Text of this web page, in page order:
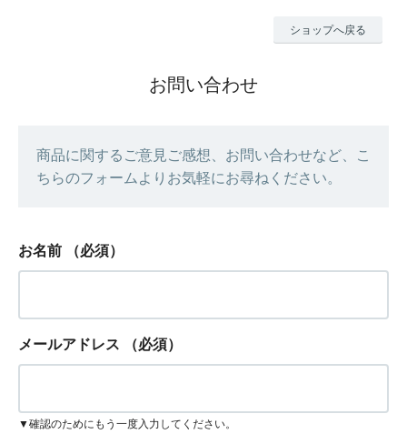
ショップへ戻る
お問い合わせ
商品に関するご意見ご感想、お問い合わせなど、こ
ちらのフォームよりお気軽にお尋ねください。
お名前 （必須）
メールアドレス （必須）
▼確認のためにもう一度入力してください。